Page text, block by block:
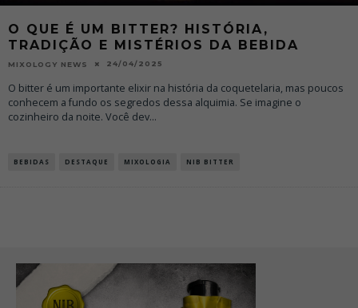
O QUE É UM BITTER? HISTÓRIA,
TRADIÇÃO E MISTÉRIOS DA BEBIDA
MIXOLOGY NEWS 24/04/2025
O bitter é um importante elixir na história da coquetelaria, mas poucos
conhecem a fundo os segredos dessa alquimia. Se imagine o
cozinheiro da noite. Você dev...
BEBIDAS DESTAQUE MIXOLOGIA NIB BITTER